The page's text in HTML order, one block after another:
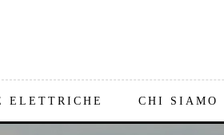
ELETTRICHE CHI SIAMO